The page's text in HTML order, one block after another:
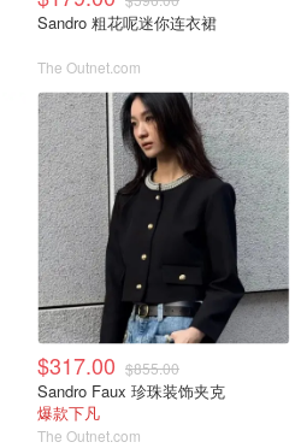
Sandro 粗花呢迷你连衣裙
The Outnet.com
$317.00 $855.00
Sandro Faux 珍珠装饰夹克
爆款下凡
The Outnet.com